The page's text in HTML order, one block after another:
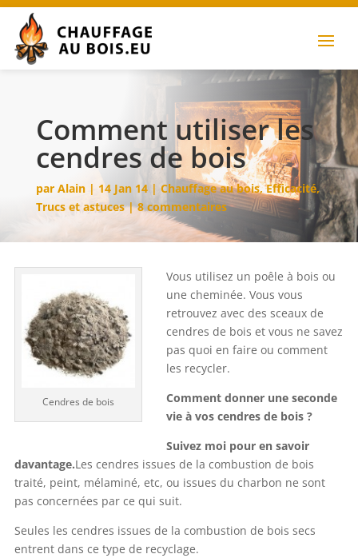
Comment utiliser les
cendres de bois
par Alain| 14 Jan 14| Chauffage au bois,Efficacité,
Trucs et astuces|8 commentaires
Cendres de bois
Vous utilisez un poêle à bois ou
une cheminée. Vous vous
retrouvez avec des sceaux de
cendres de bois et vous ne savez
pas quoi en faire ou comment
les recycler.
Comment donner une seconde
vie à vos cendres de bois ?
Suivez moi pour en savoir
davantage.Les cendres issues de la combustion de bois
traité, peint, mélaminé, etc, ou issues du charbon ne sont
pas concernées par ce qui suit.
Seules les cendres issues de la combustion de bois secs
entrent dans ce type de recyclage.